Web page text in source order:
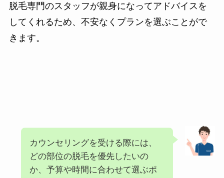
脱毛専門のスタッフが親身になってアドバイスを
してくれるため、不安なくプランを選ぶことがで
きます。
カウンセリングを受ける際には、
どの部位の脱毛を優先したいの
か、予算や時間に合わせて選ぶポ